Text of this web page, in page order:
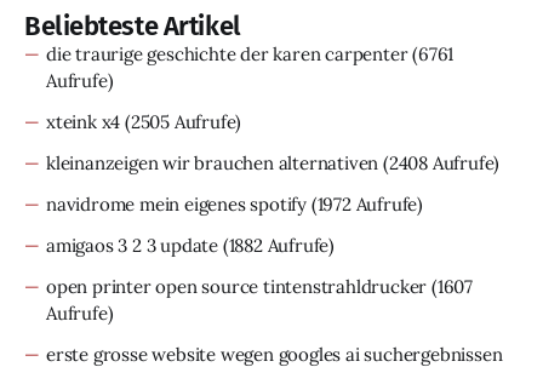
Beliebteste Artikel
die traurige geschichte der karen carpenter(6761
Aufrufe)
xteink x4 (2505 Aufrufe)
kleinanzeigen wir brauchen alternativen (2408 Aufrufe)
navidrome mein eigenes spotify (1972 Aufrufe)
amigaos 3 2 3 update (1882 Aufrufe)
open printer open source tintenstrahldrucker (1607
Aufrufe)
erste grosse website wegen googles ai suchergebnissen